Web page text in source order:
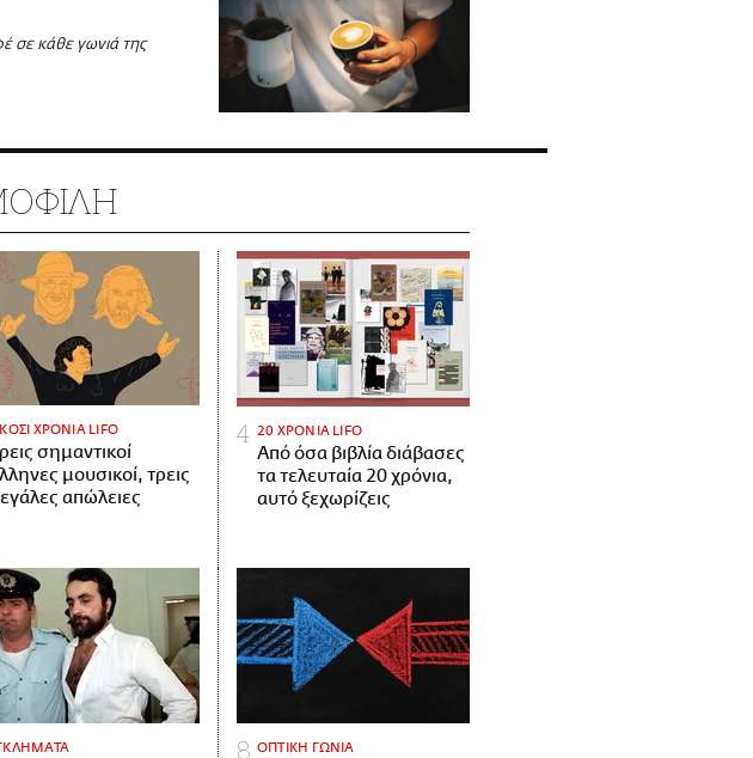
σε κάθε γωνιά της
ΧΡΟΝΙΑ LIFO
σημαντικοί
μουσικοί, τρεις
απώλειες
20 ΧΡΟΝΙΑ LIFO
Από όσα βιβλία διάβασες
τα τελευταία 20 χρόνια,
αυτό ξεχωρίζεις
ΟΠΤΙΚΗ ΓΩΝΙΑ